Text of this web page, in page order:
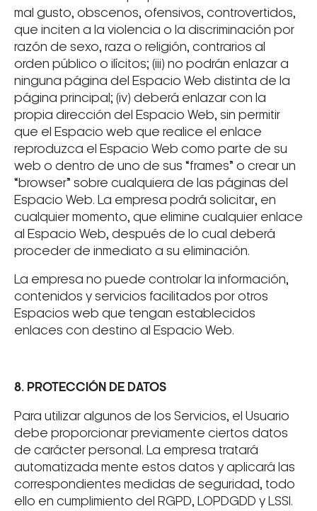
mal gusto, obscenos, ofensivos, controvertidos,
que inciten a la violencia o la discriminación por
razón de sexo, raza o religión, contrarios al
orden público o ilícitos; (iii) no podrán enlazar a
ninguna página del Espacio Web distinta de la
página principal; (iv) deberá enlazar con la
propia dirección del Espacio Web, sin permitir
que el Espacio web que realice el enlace
reproduzca el Espacio Web como parte de su
web o dentro de uno de sus “frames” o crear un
“browser” sobre cualquiera de las páginas del
Espacio Web. La empresa podrá solicitar, en
cualquier momento, que elimine cualquier enlace
al Espacio Web, después de lo cual deberá
proceder de inmediato a su eliminación.
La empresa no puede controlar la información,
contenidos y servicios facilitados por otros
Espacios web que tengan establecidos
enlaces con destino al Espacio Web.
8. PROTECCIÓN DE DATOS
Para utilizar algunos de los Servicios, el Usuario
debe proporcionar previamente ciertos datos
de carácter personal. La empresa tratará
automatizada mente estos datos y aplicará las
correspondientes medidas de seguridad, todo
ello en cumplimiento del RGPD, LOPDGDD y LSSI.